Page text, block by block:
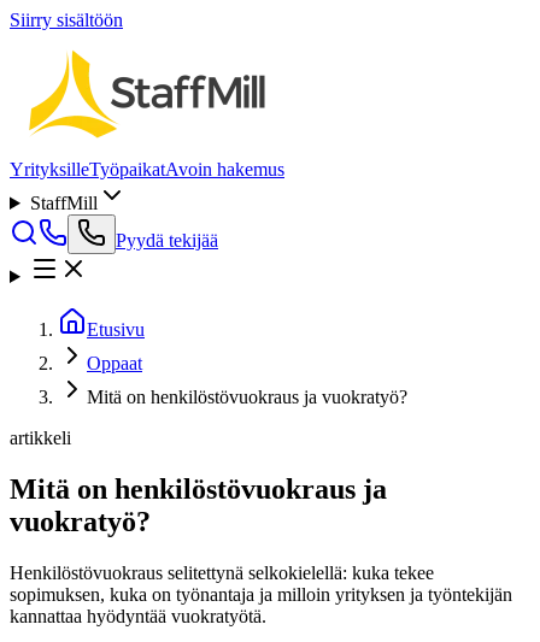
Siirry sisältöön
YrityksilleTyöpaikatAvoin hakemus
StaffMill
Pyydä tekijää
Etusivu
Oppaat
Mitä on henkilöstövuokraus ja vuokratyö?
artikkeli
Mitä on henkilöstövuokraus ja
vuokratyö?
Henkilöstövuokraus selitettynä selkokielellä: kuka tekee
sopimuksen, kuka on työnantaja ja milloin yrityksen ja työntekijän
kannattaa hyödyntää vuokratyötä.